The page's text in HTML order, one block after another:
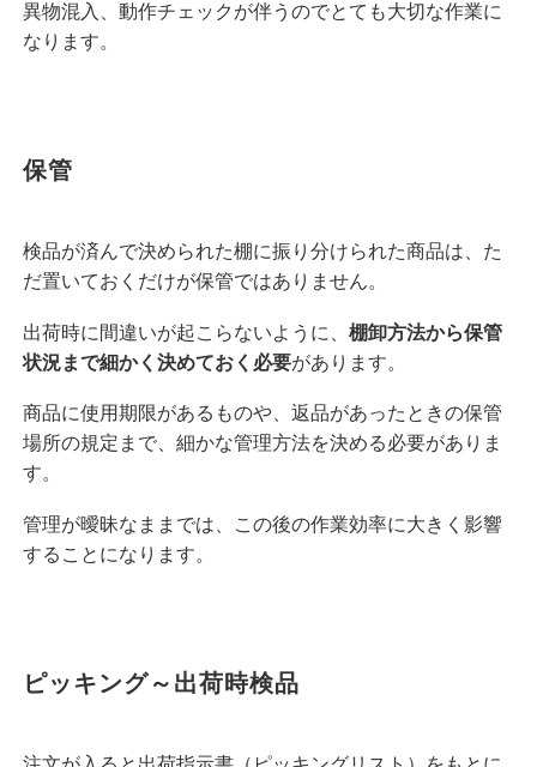
異物混入、動作チェックが伴うのでとても大切な作業に
なります。
保管
検品が済んで決められた棚に振り分けられた商品は、た
だ置いておくだけが保管ではありません。
出荷時に間違いが起こらないように、 棚卸方法から保管
状況まで細かく決めておく必要があります。
商品に使用期限があるものや、返品があったときの保管
場所の規定まで、細かな管理方法を決める必要がありま
す。
管理が曖昧なままでは、この後の作業効率に大きく影響
することになります。
ピッキング～出荷時検品